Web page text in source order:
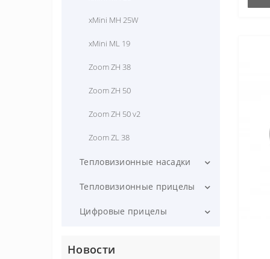
xMini MH 25W
xMini ML 19
Zoom ZH 38
Zoom ZH 50
Zoom ZH 50 v2
Zoom ZL 38
Тепловизионные насадки
Mate MAH 50
Mate MAH 50R
Mate MAL 38
Тепловизионные прицелы
Geni GH 35
Цифровые прицелы
Новости